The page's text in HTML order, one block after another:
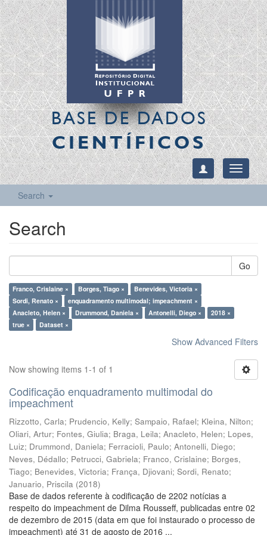
BASE DE DADOS
CIENTÍFICOS
Toggle
Search
Search
Go
Franco, Crislaine × Borges, Tiago ×
Benevides, Victoria ×
Sordi, Renato ×
enquadramento multimodal; impeachment ×
Anacleto, Helen ×
Drummond, Daniela × Antonelli, Diego ×
2018 ×
true ×
Dataset ×
Show Advanced Filters
Now showing items 1-1 of 1
Codificação enquadramento multimodal do
impeachment
Rizzotto, Carla; Prudencio, Kelly; Sampaio, Rafael; Kleina, Nilton;
Oliari, Artur; Fontes, Giulia; Braga, Leila; Anacleto, Helen; Lopes,
Luiz; Drummond, Daniela; Ferracioli, Paulo; Antonelli, Diego;
Neves, Dédallo; Petrucci, Gabriela; Franco, Crislaine; Borges,
Tiago; Benevides, Victoria; França, Djiovani; Sordi, Renato;
Januario, Priscila (2018)
Base de dados referente à codificação de 2202 notícias a
respeito do impeachment de Dilma Rousseff, publicadas entre 02
de dezembro de 2015 (data em que foi instaurado o processo de
impeachment) até 31 de agosto de 2016 ...